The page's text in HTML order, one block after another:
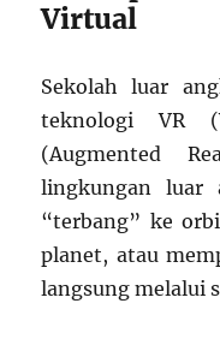
Virtual
Sekolah luar
teknologi VR
(Augmented
lingkungan luar
“terbang” ke
planet, atau
langsung melalui